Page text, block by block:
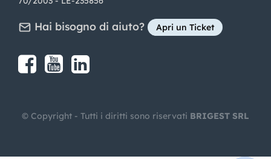
Hai bisogno di aiuto? Apri un Ticket
Share on Facebook
Share on youtube
© Copyright - Tutti i diritti sono riservati BRIGEST SRL